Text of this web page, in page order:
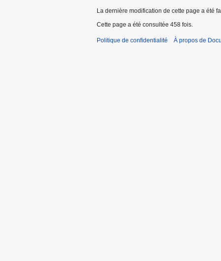
La dernière modification de cette page a été
Cette page a été consultée 458 fois.
Politique de confidentialité À propos de